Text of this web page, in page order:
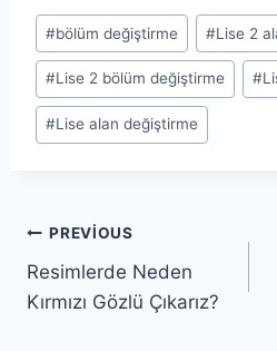
Post
Tags:
#bölüm değiştirme #Lise 2
#Lise 2 bölüm değiştirme #
#Lise alan değiştirme
Yazı
gezinmesi
PREVIOUS
Resimlerde Neden
Kırmızı Gözlü Çıkarız?